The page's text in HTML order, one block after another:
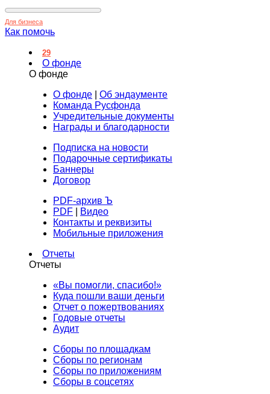
Для бизнеса
Как помочь
29
О фонде
О фонде
О фонде
Об эндаументе
Команда Русфонда
Учредительные документы
Награды и благодарности
Подписка на новости
Подарочные сертификаты
Баннеры
Договор
PDF-архив Ъ
PDF
Видео
Контакты и реквизиты
Мобильные приложения
Отчеты
Отчеты
«Вы помогли, спасибо!»
Куда пошли ваши деньги
Отчет о пожертвованиях
Годовые отчеты
Аудит
Сборы по площадкам
Сборы по регионам
Сборы по приложениям
Сборы в соцсетях